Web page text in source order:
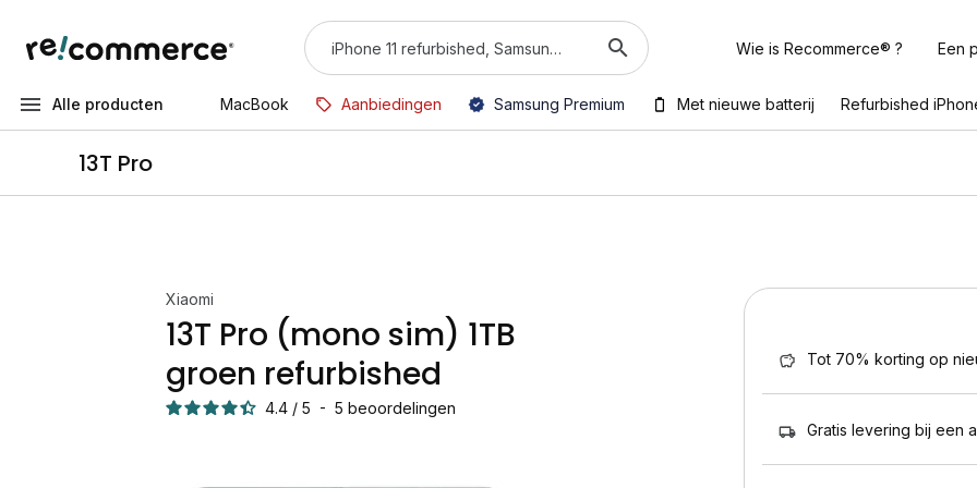
Wie is Recommerce® ? Een
Alle producten MacBook Aanbiedingen Samsung Premium Met nieuwe batterij Refurbished
13T Pro
Xiaomi
13T Pro (mono sim) 1TB
groen refurbished
4.4 / 5 - 5 beoordelingen
Tot 70% korting op
Gratis levering bij een